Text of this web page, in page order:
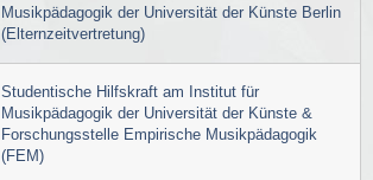
Musikpädagogik der Universität der Künste Berlin
(Elternzeitvertretung)
Studentische Hilfskraft am Institut für
Musikpädagogik der Universität der Künste &
Forschungsstelle Empirische Musikpädagogik
(FEM)